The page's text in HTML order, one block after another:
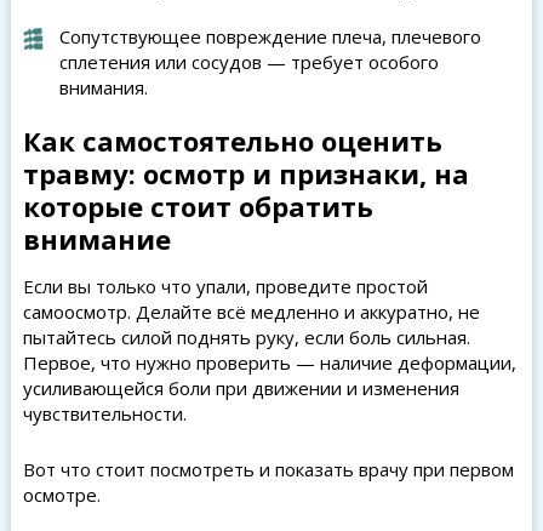
Сопутствующее повреждение плеча, плечевого
сплетения или сосудов — требует особого
внимания.
Как самостоятельно оценить
травму: осмотр и признаки, на
которые стоит обратить
внимание
Если вы только что упали, проведите простой
самоосмотр. Делайте всё медленно и аккуратно, не
пытайтесь силой поднять руку, если боль сильная.
Первое, что нужно проверить — наличие деформации,
усиливающейся боли при движении и изменения
чувствительности.
Вот что стоит посмотреть и показать врачу при первом
осмотре.